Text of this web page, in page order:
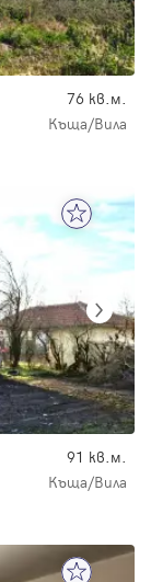
76 кв.м.
Къща/Вила
91 кв.м.
Къща/Вила